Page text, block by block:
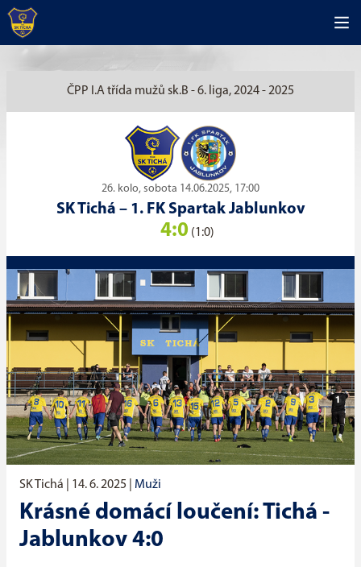
ČPP I.A třída mužů sk.B - 6. liga, 2024 - 2025
26. kolo, sobota 14.06.2025, 17:00
SK Tichá – 1. FK Spartak Jablunkov
4:0 (1:0)
SK Tichá | 14. 6. 2025 Muži
Krásné domácí loučení: Tichá -
Jablunkov 4:0